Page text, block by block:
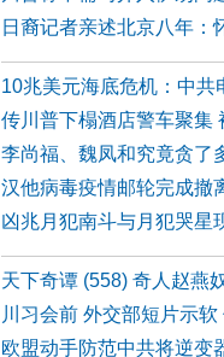
日裔记者亲述北京八年：
10兆美元海底危机：中共
传川普下榻酒店警车聚集
李尚福、魏凤和究竟贪了
汉他病毒疫情邮轮完成撤
凶兆月犯南斗与月犯哭星
天下奇谭 (558) 奇人赵燕
川习会前 外交部短片示
欧盟动手防范中共将逆变